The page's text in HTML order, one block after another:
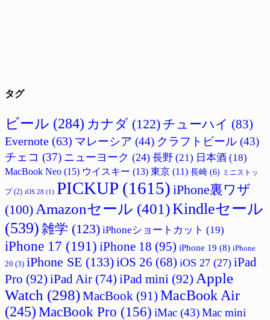
タグ
ビール (284) カナダ (122) チューハイ (83)
Evernote (63) マレーシア (44) クラフトビール (43)
チェコ (37) ニューヨーク (24) 長野 (21) 日本酒 (18)
MacBook Neo (15) ウイスキー (13) 東京 (11) 長崎 (6) ミニストッ
プ(2) iOS 28 (1) PICKUP (1615) iPhone裏ワザ
(100) Amazonセール (401)Kindleセール
(539) 雑学 (123) iPhoneショートカット (19)
iPhone 17 (191) iPhone 18 (95) iPhone 19 (8) iPhone
20 (3) iPhone SE (133)iOS 26 (68) iOS 27 (27) iPad
Pro (92) iPad Air (74) iPad mini (92) Apple
Watch (298)MacBook (91) MacBook Air
(245) MacBook Pro (156) iMac (43)Mac mini